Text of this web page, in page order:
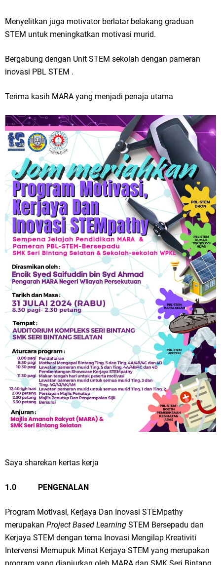
Menyelitkan juga motivator berlatar belakang graduan
STEM untuk meningkatkan motivasi murid.
Bergabung dengan Unit STEM sekolah dengan pameran
inovasi PBL STEM .
Terima kasih MARA yang menjadi penaja utama
Saya sharekan kertas kerja
1.0 PENGENALAN
Program Motivasi, Kerjaya Dan Inovasi STEMpathy
merupakan Project Based Learning STEM Bersepadu dan
Kerjaya STEM dengan tema Inovasi Mengilap Kreativiti
Intervensi Memupuk Minat Kerjaya STEM yang merupakan